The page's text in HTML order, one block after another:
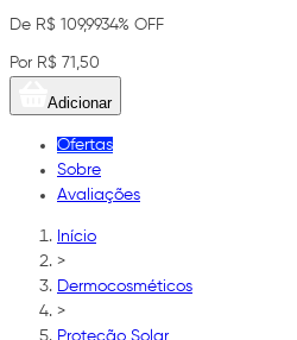
De R$ 109,9934% OFF
Por R$ 71,50
Adicionar
Ofertas
Sobre
Avaliações
Início
>
Dermocosméticos
>
Proteção Solar